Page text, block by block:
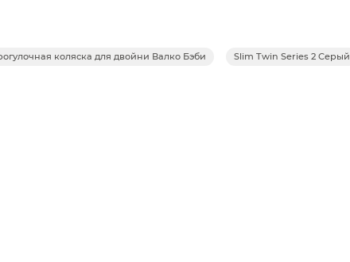
фиксации (для снега или песка).
коляска для двойни Валко Бэби Slim Twin Series 2 Серый